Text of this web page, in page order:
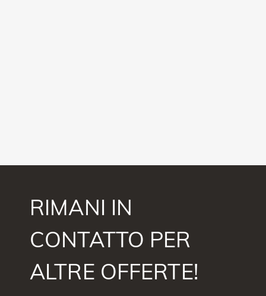
RIMANI IN
CONTATTO PER
ALTRE OFFERTE!